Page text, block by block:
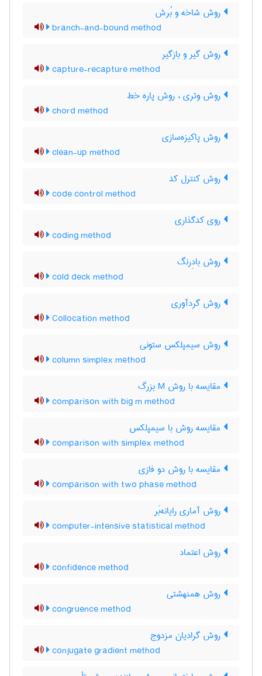
روش شاخه و بُرش
branch-and-bound method
روش گیر و بازگیر
capture-recapture method
روش وتری ، روش پاره خط
chord method
روش پاکیزه‌سازی
clean-up method
روش کنترل کد
code control method
روی کدگذاری
coding method
روش بادِرنگ
cold deck method
روش گردآوری
Collocation method
روش سیمپلکس ستونی
column simplex method
مقایسه با روش M بزرگ
comparison with big m method
مقایسه روش با سیمپلکس
comparison with simplex method
مقایسه با روش دو فازی
comparison with two phase method
روش آماری رایانه‌بَر
computer-intensive statistical method
روش اعتماد
confidence method
روش همنهشتی
congruence method
روش گرادیان مزدوج
conjugate gradient method